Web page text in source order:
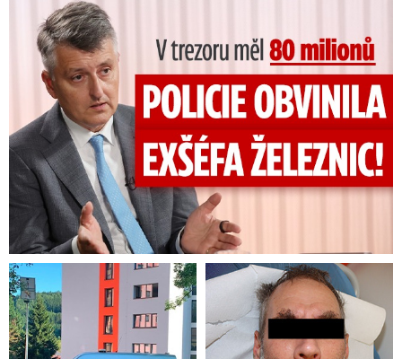
V trezoru měl 80 milionů: Policie obvinila exšéfa železnic!